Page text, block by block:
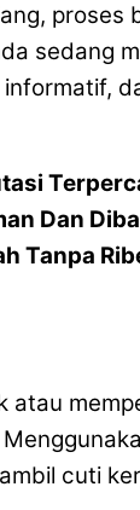
proses
sedang
Dan
Tanpa
cuti